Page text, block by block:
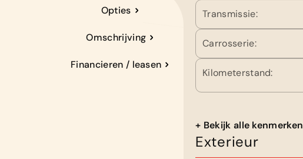
Opties
Omschrijving
Financieren / leasen
Transmissie:
Carrosserie:
Kilometerstand:
+ Bekijk alle kenmerken
Exterieur